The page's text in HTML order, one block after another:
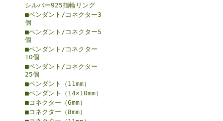
シルバー925指輪リング
■ペンダント/コネクター3
個
■ペンダント/コネクター5
個
■ペンダント/コネクター
10個
■ペンダント/コネクター
25個
■ペンダント（11mm）
■ペンダント（14×10mm）
■コネクター（6mm）
■コネクター（8mm）